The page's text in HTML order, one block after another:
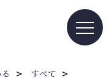
すべて